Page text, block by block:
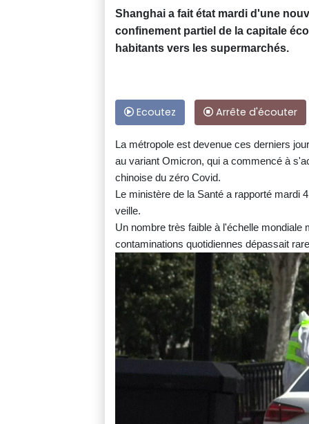
Shanghai a fait état mardi d'une
confinement partiel de la capitale
habitants vers les supermarchés.
Ecoutez Arrête d'écouter
La métropole est devenue ces derniers
au variant Omicron, qui a commencé à
chinoise du zéro Covid.
Le ministère de la Santé a rapporté mardi
veille.
Un nombre très faible à l'échelle mondiale
contaminations quotidiennes dépassait